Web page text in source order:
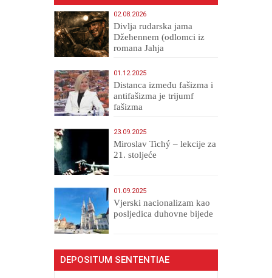
02.08.2026
Divlja rudarska jama
Džehennem (odlomci iz
romana Jahja
01.12.2025
Distanca između fašizma i
antifašizma je trijumf
fašizma
23.09.2025
Miroslav Tichý – lekcije za
21. stoljeće
01.09.2025
​Vjerski nacionalizam kao
posljedica duhovne bijede
DEPOSITUM SENTENTIAE